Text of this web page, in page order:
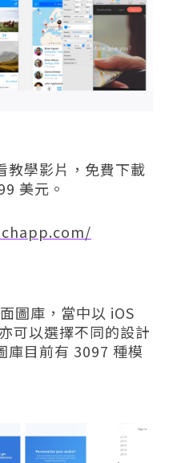
教學影片，免費下載
美元。
圖庫，當中以 iOS
可以選擇不同的設計
庫目前有 3097 種模